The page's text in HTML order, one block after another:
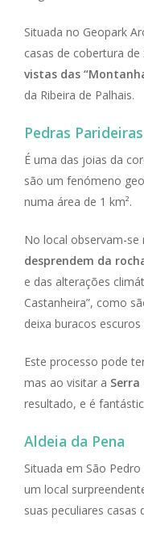
Situada no Geopark
casas de cobertura de
vistas das
da Ribeira de Palhais.
Pedras Parideiras
É uma das joias da
são um fenómeno
numa área de 1 km².
No local observam-
desprendem da
e das alterações
Castanheira”, como
deixa buracos
Este processo pode
mas ao visitar a
resultado, e é
Aldeia da Pena
Situada em São
um local
suas peculiares casas